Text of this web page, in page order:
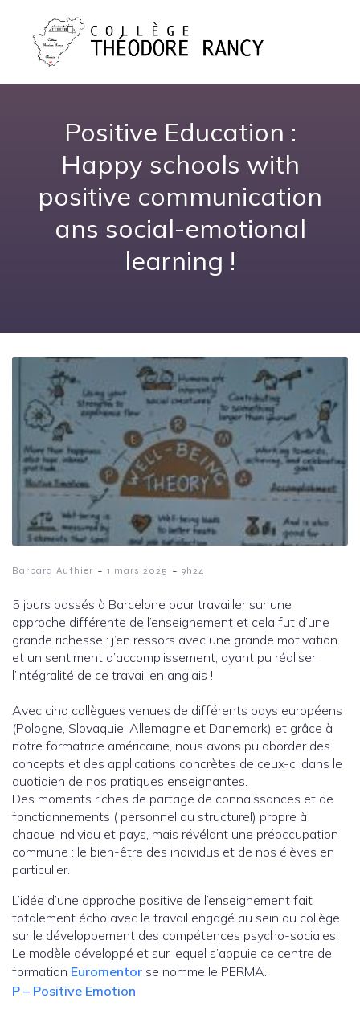
Positive Education :
Happy schools with
positive communication
ans social-emotional
learning !
Barbara Authier - 1 mars 2025 - 9h24
5 jours passés à Barcelone pour travailler sur une
approche différente de l’enseignement et cela fut d’une
grande richesse : j’en ressors avec une grande motivation
et un sentiment d’accomplissement, ayant pu réaliser
l’intégralité de ce travail en anglais !
Avec cinq collègues venues de différents pays européens
(Pologne, Slovaquie, Allemagne et Danemark) et grâce à
notre formatrice américaine, nous avons pu aborder des
concepts et des applications concrètes de ceux-ci dans le
quotidien de nos pratiques enseignantes.
Des moments riches de partage de connaissances et de
fonctionnements ( personnel ou structurel) propre à
chaque individu et pays, mais révélant une préoccupation
commune : le bien-être des individus et de nos élèves en
particulier.
L’idée d’une approche positive de l’enseignement fait
totalement écho avec le travail engagé au sein du collège
sur le développement des compétences psycho-sociales.
Le modèle développé et sur lequel s’appuie ce centre de
formation Euromentor se nomme le PERMA.
P – Positive Emotion